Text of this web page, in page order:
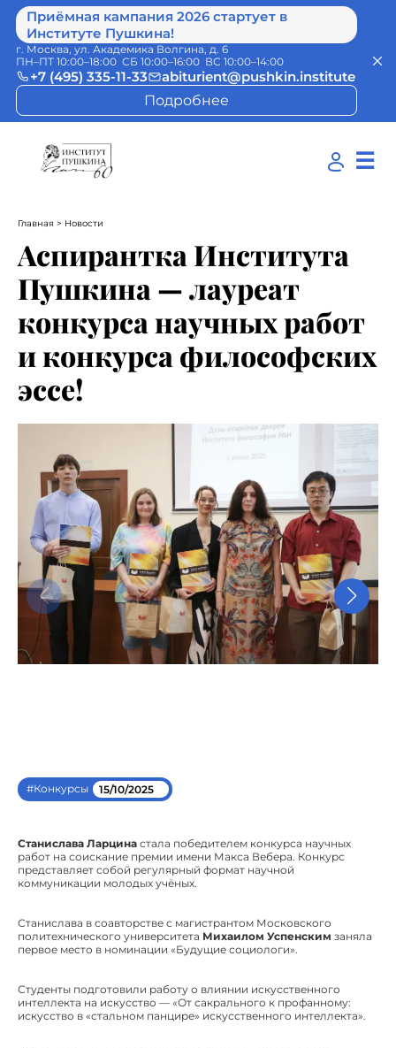
Приёмная кампания 2026 стартует в
Институте Пушкина!
г. Москва, ул. Академика Волгина, д. 6
ПН–ПТ 10:00–18:00 СБ 10:00–16:00 ВС 10:00–14:00
+7 (495) 335-11-33
abiturient@pushkin.institute
Подробнее
☰
Главная > Новости
Аспирантка Института
Пушкина — лауреат
конкурса научных работ
и конкурса философских
эссе!
#Конкурсы 15/10/2025
Станислава Ларцина стала победителем конкурса научных
работ на соискание премии имени Макса Вебера. Конкурс
представляет собой регулярный формат научной
коммуникации молодых учёных.
Станислава в соавторстве с магистрантом Московского
политехнического университета Михаилом Успенским заняла
первое место в номинации «Будущие социологи».
Студенты подготовили работу о влиянии искусственного
интеллекта на искусство — «От сакрального к профанному:
искусство в «стальном панцире» искусственного интеллекта».